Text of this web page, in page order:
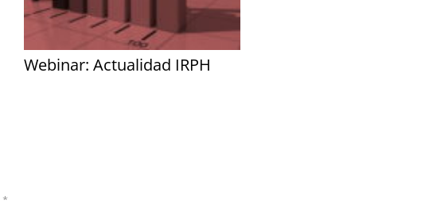
Webinar: Actualidad IRPH
*